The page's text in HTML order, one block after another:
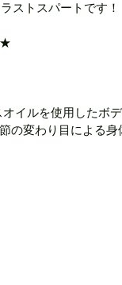
ストスパートです！
★
イルを使用したボ
の変わり目による